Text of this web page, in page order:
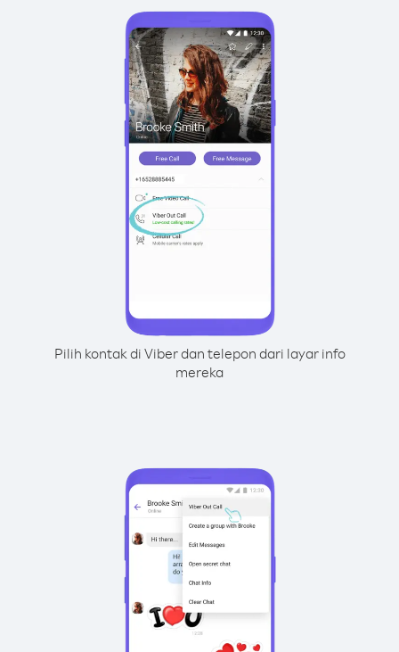
Pilih kontak di Viber dan telepon dari layar info
mereka